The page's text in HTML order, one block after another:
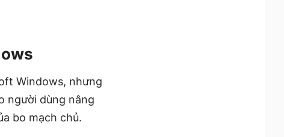
Windows, nhưng
người dùng nâng
bo mạch chủ.